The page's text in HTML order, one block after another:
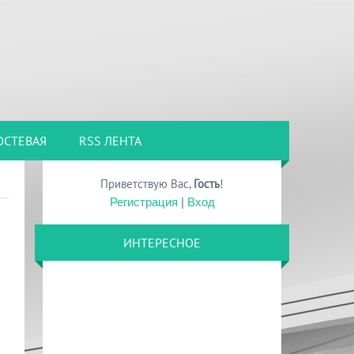
RSS ЛЕНТА
Приветствую Вас, Гость!
Регистрация | Вход
ИНТЕРЕСНОЕ